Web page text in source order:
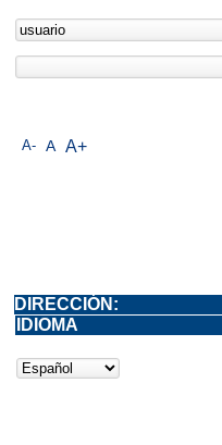
A- A A+
DIRECCIÓN:
IDIOMA